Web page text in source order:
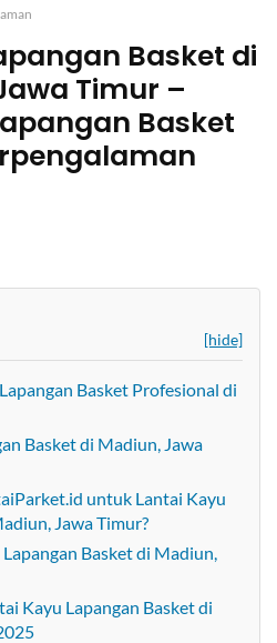
Basket di
Timur –
Basket
[hide]
Basket Profesional di
Basket di Madiun, Jawa
untuk Lantai Kayu
Jawa Timur?
Basket di Madiun,
Kayu Lapangan Basket di